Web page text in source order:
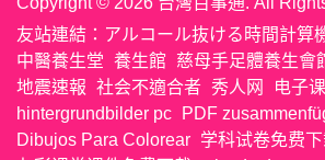
友站連結： アルコール抜ける時間計算
中醫養生堂 養生館 慈母手足體養生會
地震速報 社会不適合者 秀人网
电子
hintergrundbilder pc
PDF
Dibujos Para Colorear 学科试卷免费